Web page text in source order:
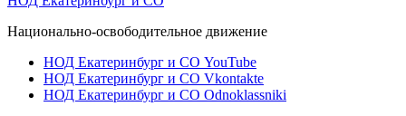
Национально-освободительное движение
НОД Екатеринбург и СО YouTube
НОД Екатеринбург и СО Vkontakte
НОД Екатеринбург и СО Odnoklassniki